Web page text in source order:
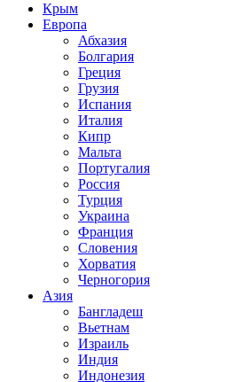
Крым
Европа
Абхазия
Болгария
Греция
Грузия
Испания
Италия
Кипр
Мальта
Португалия
Россия
Турция
Украина
Франция
Словения
Хорватия
Черногория
Азия
Бангладеш
Вьетнам
Израиль
Индия
Индонезия